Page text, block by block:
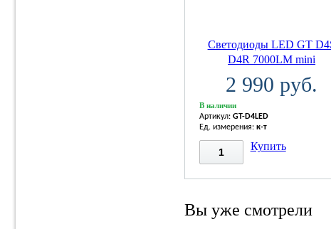
Светодиоды LED GT
D4R 7000LM mini
2 990 руб.
В наличии
Артикул: GT-D4LED
Ед. измерения: к-т
Купить
Вы уже смотрели